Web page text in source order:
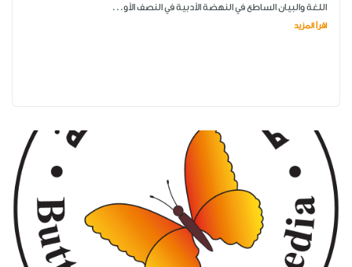
اللغة والبيان الساطع في النهضة الأدبية في النصف الأو...
اقرأ المزيد